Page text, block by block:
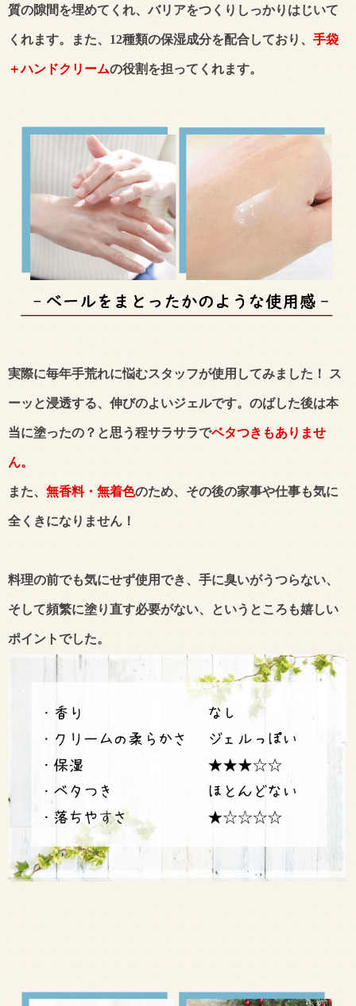
質の隙間を埋めてくれ、バリアをつくりしっかりはじいて
くれます。また、12種類の保湿成分を配合しており、 手袋
＋ハンドクリームの役割を担ってくれます。
実際に毎年手荒れに悩むスタッフが使用してみました！ ス
ーッと浸透する、伸びのよいジェルです。のばした後は本
当に塗ったの？と思う程サラサラでベタつきもありませ
ん。
また、 無香料・無着色のため、その後の家事や仕事も気に
全くきになりません！
料理の前でも気にせず使用でき、手に臭いがうつらない、
そして頻繁に塗り直す必要がない、というところも嬉しい
ポイントでした。